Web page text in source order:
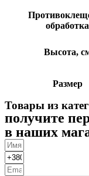
обработка
Высота,
Размер
Товары из
получите
в наших